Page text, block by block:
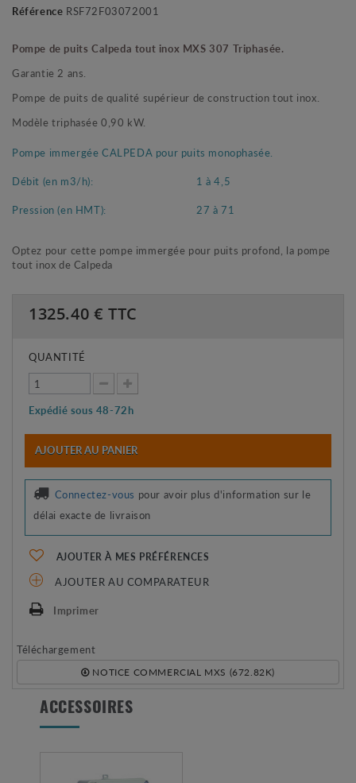
Référence RSF72F03072001
Pompe de puits Calpeda tout inox MXS 307 Triphasée.
Garantie 2 ans.
Pompe de puits de qualité supérieur de construction tout inox.
Modèle triphasée 0,90 kW.
Pompe immergée CALPEDA pour puits monophasée.
Débit (en m3/h):
1 à 4,5
Pression (en HMT):
27 à 71
Optez pour cette pompe immergée pour puits profond, la pompe
tout inox de Calpeda
1325.40 € TTC
QUANTITÉ
Expédié sous 48-72h
AJOUTER AU PANIER
Connectez-vous pour avoir plus d'information sur le
délai exacte de livraison
AJOUTER À MES PRÉFÉRENCES
AJOUTER AU COMPARATEUR
Imprimer
Téléchargement
NOTICE COMMERCIAL MXS (672.82K)
ACCESSOIRES